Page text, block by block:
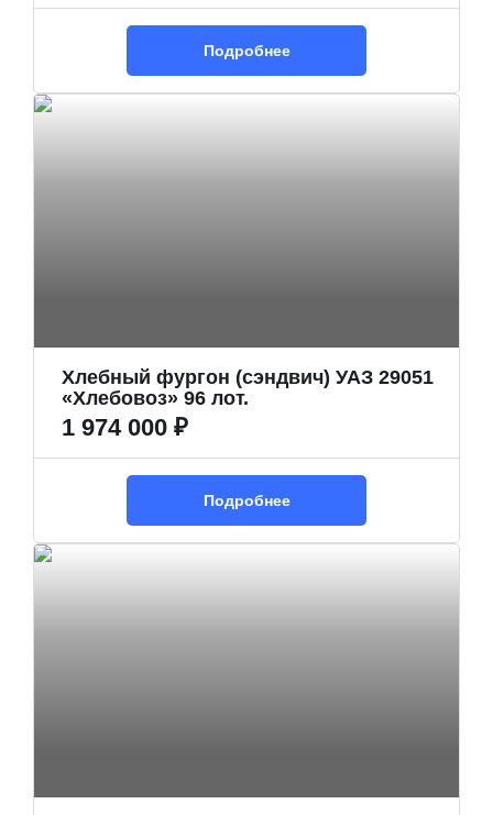
Подробнее
Хлебный фургон (сэндвич) УАЗ 29051
«Хлебовоз» 96 лот.
1 974 000 ₽
Подробнее